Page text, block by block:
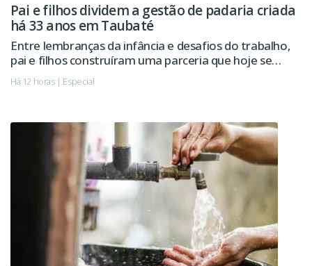
Pai e filhos dividem a gestão de padaria criada
há 33 anos em Taubaté
Entre lembranças da infância e desafios do trabalho,
pai e filhos construíram uma parceria que hoje se
estende à administração da empresa.
Há 12 horas | Especial